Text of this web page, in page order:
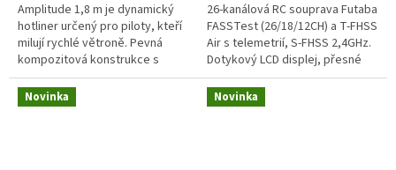
Amplitude 1,8 m je dynamický
hotliner určený pro piloty, kteří
milují rychlé větroně. Pevná
kompozitová konstrukce s
uhlíkovými výztuhami, hladký a
čistý povrch, závodní vzhled....
26-kanálová RC souprava Futaba
FASSTest (26/18/12CH) a T-FHSS
Air s telemetrií, S-FHSS 2,4GHz.
Dotykový LCD displej, přesné
celokovové křížové ovladače, 8
přepínačů, 4 posuvné a...
Novinka Novinka